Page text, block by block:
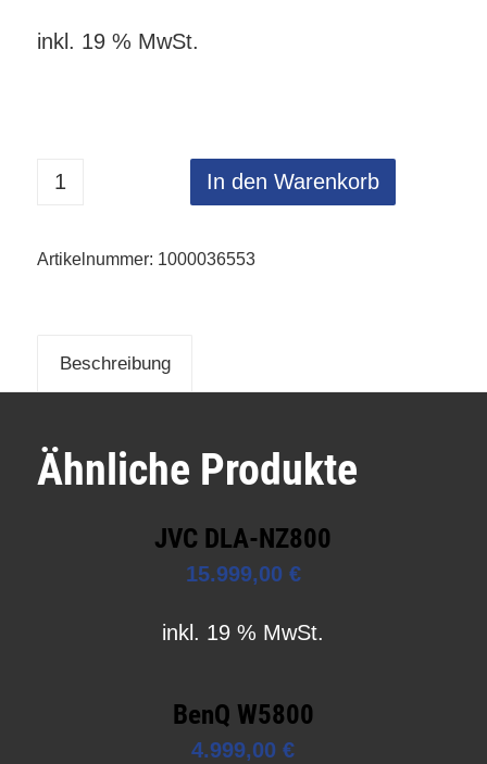
inkl. 19 % MwSt.
In den Warenkorb
Artikelnummer: 1000036553
Beschreibung
Ähnliche Produkte
JVC DLA-NZ800
15.999,00 €
inkl. 19 % MwSt.
BenQ W5800
4.999,00€